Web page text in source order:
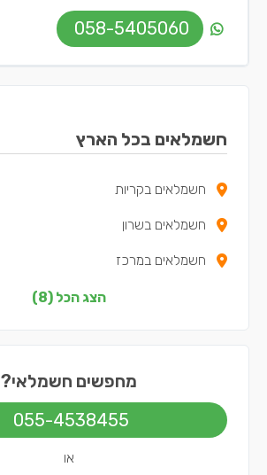
058-5405060
חשמלאים בכל הארץ
חשמלאים בקריות
חשמלאים בשרון
חשמלאים במרכז
חשמלאים בדרום
חשמלאים בירושלים
חשמלאים בתל אביב
הצג הכל (8)
מחפשים חשמלאי?
055-4538455
או